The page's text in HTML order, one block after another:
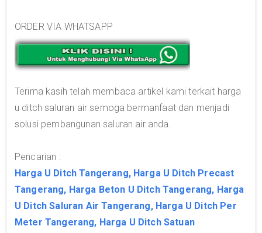
ORDER VIA WHATSAPP
Terima kasih telah membaca artikel kami terkait harga
u ditch saluran air semoga bermanfaat dan menjadi
solusi pembangunan saluran air anda.
Pencarian :
Harga U Ditch Tangerang, Harga U Ditch Precast
Tangerang, Harga Beton U Ditch Tangerang, Harga
U Ditch Saluran Air Tangerang, Harga U Ditch Per
Meter Tangerang, Harga U Ditch Satuan